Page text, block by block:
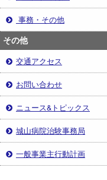
事務・その他
その他
交通アクセス
お問い合わせ
ニュース&トピックス
城山病院治験事務局
一般事業主行動計画